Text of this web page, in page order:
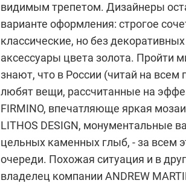
видимым трепетом. Дизайнеры
варианте оформления: строгое
классические, но без
аксессуары цвета золота.
знают, что в России (читай на всем
любят вещи, рассчитанные на
FIRMINO, впечатляюще яркая
LITHOS DESIGN, монументальные
цельных каменных глыб, - за всем
очереди. Похожая ситуация и в
владелец компании ANDREW